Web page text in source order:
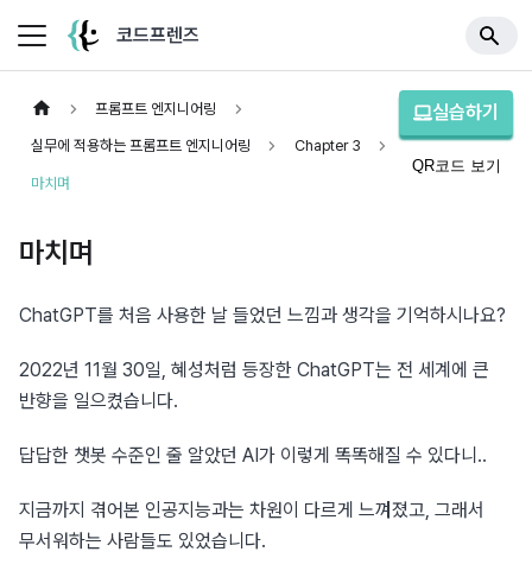
코드프렌즈
프롬프트 엔지니어링
실무에 적용하는 프롬프트 엔지니어링 Chapter 3
마치며
실습하기
QR코드 보기
마치며
ChatGPT를 처음 사용한 날 들었던 느낌과 생각을 기억하시나요?
2022년 11월 30일, 혜성처럼 등장한 ChatGPT는 전 세계에 큰
반향을 일으켰습니다.
답답한 챗봇 수준인 줄 알았던 AI가 이렇게 똑똑해질 수 있다니..
지금까지 겪어본 인공지능과는 차원이 다르게 느껴졌고, 그래서
무서워하는 사람들도 있었습니다.